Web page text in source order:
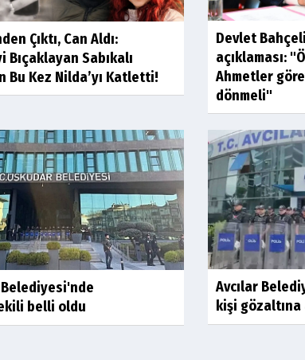
Çıktı, Can Aldı:
Bıçaklayan Sabıkalı
Bu Kez Nilda’yı Katletti!
Devlet
açıklaması:
Ahmetler
dönmeli"
belli oldu
Avcılar
kişi gözaltına